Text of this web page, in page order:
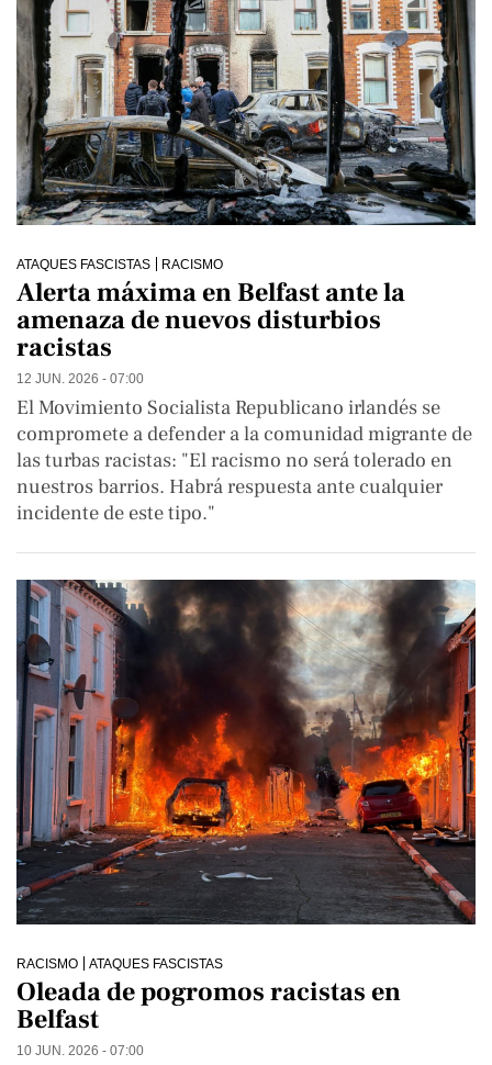
ATAQUES FASCISTAS RACISMO
Alerta máxima en Belfast ante la
amenaza de nuevos disturbios
racistas
12 JUN. 2026 - 07:00
El Movimiento Socialista Republicano irlandés se
compromete a defender a la comunidad migrante de
las turbas racistas: "El racismo no será tolerado en
nuestros barrios. Habrá respuesta ante cualquier
incidente de este tipo."
RACISMO ATAQUES FASCISTAS
Oleada de pogromos racistas en
Belfast
10 JUN. 2026 - 07:00